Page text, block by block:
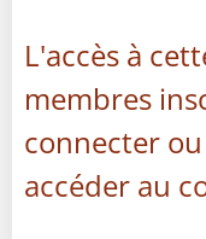
L'accès à
membres
connecter
accéder au